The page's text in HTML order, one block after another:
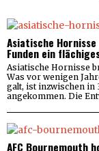
Asiatische
Funden ein
Asiatische Hornisse
Was vor wenigen
galt, ist inzwischen in
angekommen. Die
AFC Bournemouth